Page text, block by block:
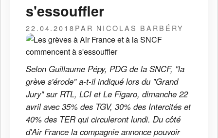
s'essouffler
22.04.2018PAR NICOLAS BARBÉRY
Selon Guillaume Pépy, PDG de la SNCF, "la
grève s'érode" a-t-il indiqué lors du "Grand
Jury" sur RTL, LCI et Le Figaro, dimanche 22
avril avec 35% des TGV, 30% des Intercités et
40% des TER qui circuleront lundi. Du côté
d'Air France la compagnie annonce pouvoir